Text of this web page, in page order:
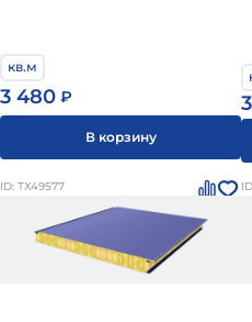
кв.м
3 480 ₽
В корзину
ID: ТХ49577